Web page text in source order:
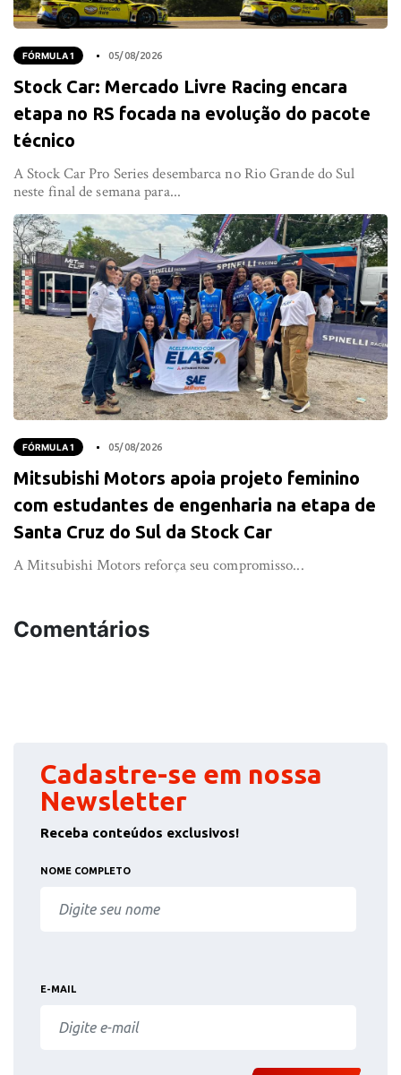
FÓRMULA 1 05/08/2026
Stock Car: Mercado Livre Racing encara
etapa no RS focada na evolução do pacote
técnico
A Stock Car Pro Series desembarca no Rio Grande do Sul
neste final de semana para...
FÓRMULA 1 05/08/2026
Mitsubishi Motors apoia projeto feminino
com estudantes de engenharia na etapa de
Santa Cruz do Sul da Stock Car
A Mitsubishi Motors reforça seu compromisso...
Comentários
Cadastre-se em nossa
Newsletter
Receba conteúdos exclusivos!
NOME COMPLETO
E-MAIL